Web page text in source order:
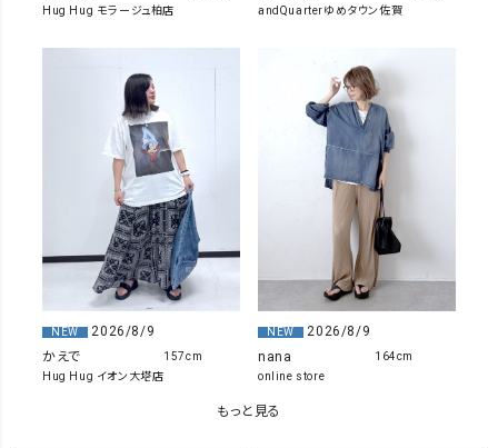
Hug Hug モラージュ柏店 andQuarterゆめタウン佐賀
NEW
2026/8/9
かえで
Hug Hug イオン大塔店
157cm
NEW
2026/8/9
nana
online store
164cm
もっと見る